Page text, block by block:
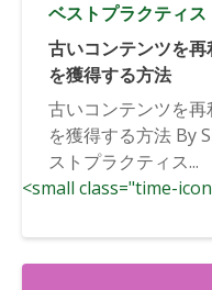
ベストプラクティス
古いコンテンツを
を獲得する方法
古いコンテンツを
を獲得する方法 By
ストプラクティス...
<small class="time-